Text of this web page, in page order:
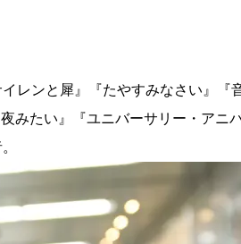
レンと犀』『たやすみなさい』『
みたい』『ユニバーサリー・アニ